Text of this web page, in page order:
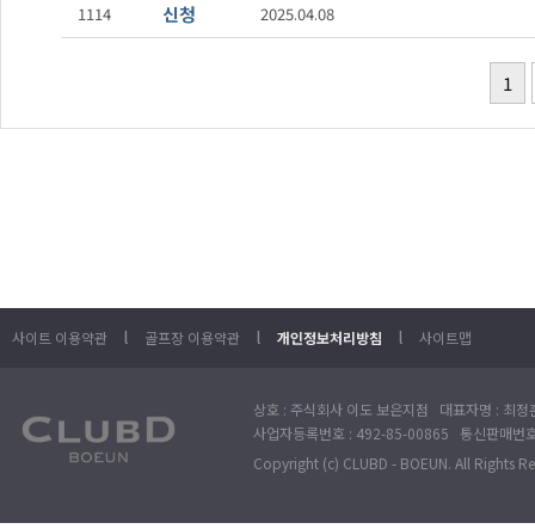
1114 신청 2025.04.08
1
사이트 이용약관 l 골프장 이용약관 l 개인정보처리방침 l 사이트맵
상호 : 주식회사 이도 보은지점 대표자명 : 최
사업자등록번호 : 492-85-00865 통신판매
Copyright (c) CLUBD - BOEUN. All Rights